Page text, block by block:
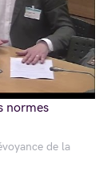
de la
normes